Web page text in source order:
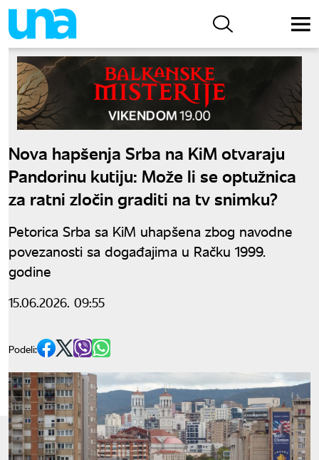
Nova hapšenja Srba na KiM otvaraju
Pandorinu kutiju: Može li se optužnica
za ratni zločin graditi na tv snimku?
Petorica Srba sa KiM uhapšena zbog navodne
povezanosti sa događajima u Račku 1999.
godine
15.06.2026. 09:55
Podeli: